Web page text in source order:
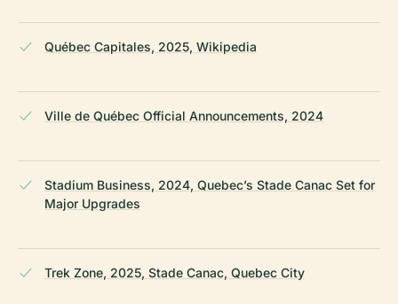
Québec Capitales, 2025, Wikipedia
Ville de Québec Official Announcements, 2024
Stadium Business, 2024, Quebec’s Stade Canac Set for
Major Upgrades
Trek Zone, 2025, Stade Canac, Quebec City